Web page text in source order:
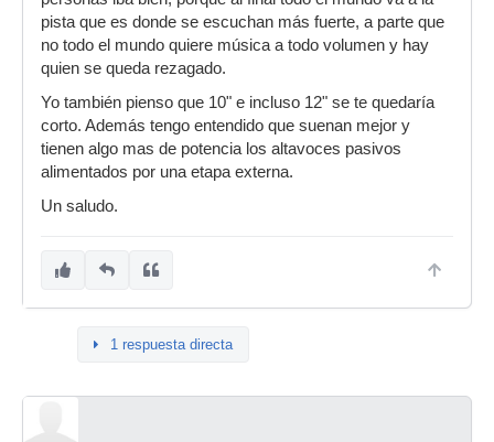
pista que es donde se escuchan más fuerte, a parte que
no todo el mundo quiere música a todo volumen y hay
quien se queda rezagado.
Yo también pienso que 10" e incluso 12" se te quedaría
corto. Además tengo entendido que suenan mejor y
tienen algo mas de potencia los altavoces pasivos
alimentados por una etapa externa.
Un saludo.
1 respuesta directa